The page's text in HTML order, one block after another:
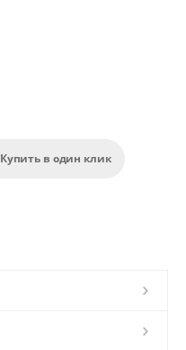
Купить в один клик